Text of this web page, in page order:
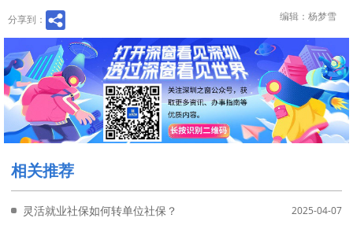
分享到： 编辑：杨梦雪
相关推荐
灵活就业社保如何转单位社保？ 2025-04-07